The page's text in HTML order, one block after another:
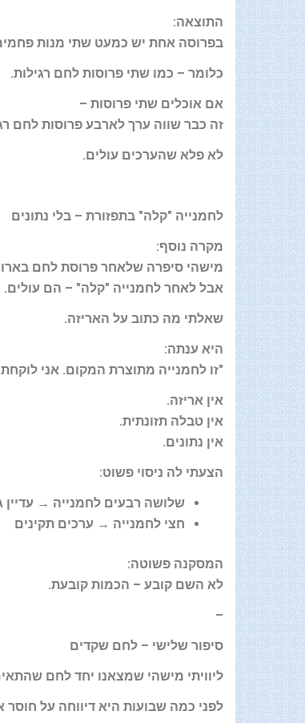
התוצאה:
בפרוסה אחת יש כמעט שתי מנות
כלומר – כמו שתי פרוסות לחם רגילות.
אם אוכלים שתי פרוסות –
זה כבר שווה ערך לארבע פרוסות לחם
לא פלא שהערכים עולים.
לחמנייה "קלה" בתפזורת – בלי נתונים
מקרה נוסף:
מישהי סיפרה שלאחר פרוסת לחם
אבל לאחר לחמנייה "קלה" – הם עולים.
שאלתי מה כתוב על האריזה.
היא ענתה:
"זו לחמנייה מתוצרת המקום. אני
אין אריזה.
אין טבלה תזונתית.
אין נתונים.
הצעתי לה ניסוי פשוט:
שלושה רבעים לחמנייה → עדיין
חצי לחמנייה → ערכים תקינים
המסקנה פשוטה:
לא השם קובע – הכמות קובעת.
–
סיפור שלישי – לחם שקדים
ליוויתי מישהי שמצאנו יחד לחם
לפני כמה שבועות היא דיווחה על חוסר